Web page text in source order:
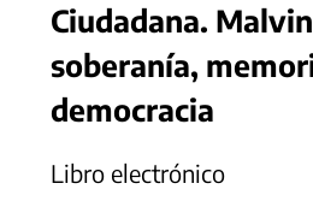
Ciudadana.
soberanía,
democracia
Libro electrónico